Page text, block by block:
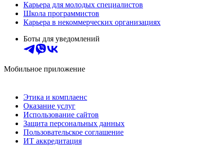
Карьера для молодых специалистов
Школа программистов
Карьера в некоммерческих организациях
Боты для уведомлений
Мобильное приложение
Этика и комплаенс
Оказание услуг
Использование сайтов
Защита персональных данных
Пользовательское соглашение
ИТ аккредитация